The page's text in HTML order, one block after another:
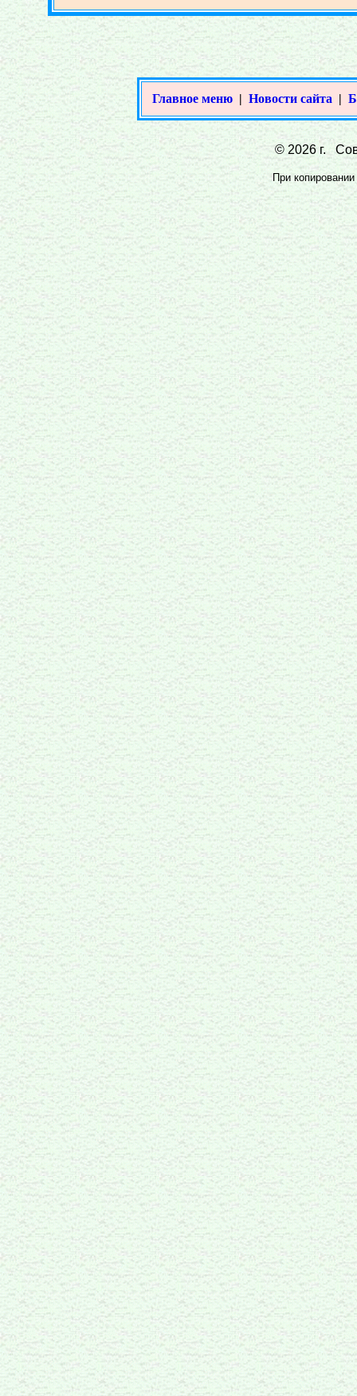
Главное меню | Новости сайта |
© 2026 г.
При копировании